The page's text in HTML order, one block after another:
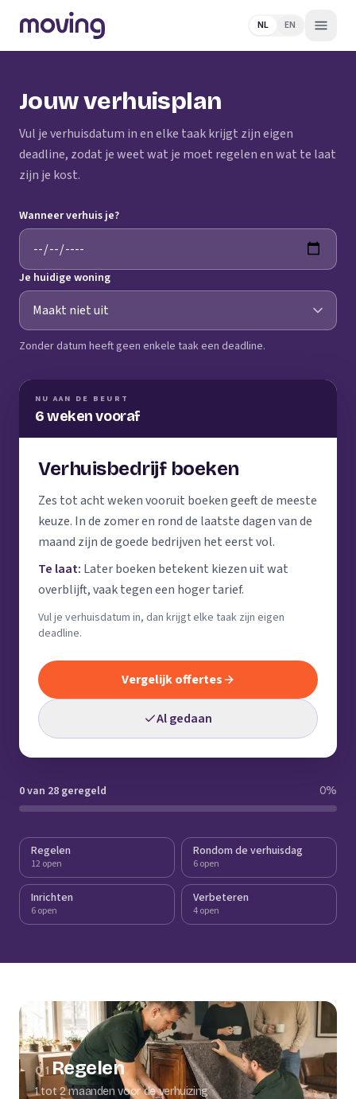
NL EN
Jouw verhuisplan
Vul je verhuisdatum in en elke taak krijgt zijn eigen
deadline, zodat je weet wat je moet regelen en wat te laat
zijn je kost.
Wanneer verhuis je?
Je huidige woning
Zonder datum heeft geen enkele taak een deadline.
NU AAN DE BEURT
6 weken vooraf
Verhuisbedrijf boeken
Zes tot acht weken vooruit boeken geeft de meeste
keuze. In de zomer en rond de laatste dagen van de
maand zijn de goede bedrijven het eerst vol.
Te laat: Later boeken betekent kiezen uit wat
overblijft, vaak tegen een hoger tarief.
Vul je verhuisdatum in, dan krijgt elke taak zijn eigen
deadline.
Vergelijk offertes
Al gedaan
0 van 28 geregeld 0%
Regelen
12 open
Rondom de verhuisdag
6 open
Inrichten
6 open
Verbeteren
4 open
01 Regelen
1 tot 2 maanden voor de verhuizing